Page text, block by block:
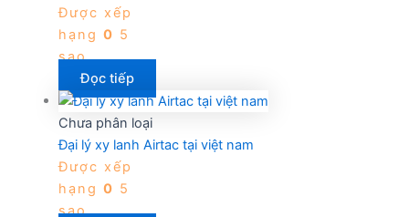
Được xếp
hạng 0 5
sao
Đọc tiếp
Chưa phân loại
Đại lý xy lanh Airtac tại việt nam
Được xếp
hạng 0 5
sao